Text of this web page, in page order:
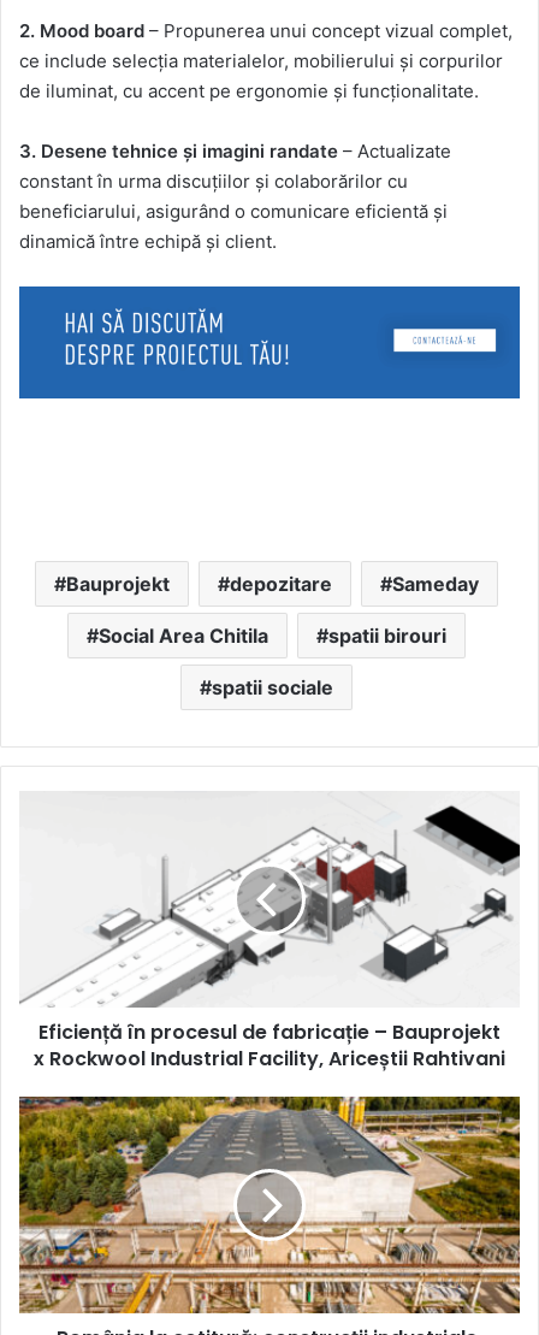
2. Mood board – Propunerea unui concept vizual complet,
ce include selecția materialelor, mobilierului și corpurilor
de iluminat, cu accent pe ergonomie și funcționalitate.
3. Desene tehnice și imagini randate – Actualizate
constant în urma discuțiilor și colaborărilor cu
beneficiarului, asigurând o comunicare eficientă și
dinamică între echipă și client.
Bauprojekt depozitare Sameday
Social Area Chitila spatii birouri
spatii sociale
Bauprojekt
Rockwool
Industrial
Facility,
Rahtivani
Eficiență în procesul de fabricație – Bauprojekt
x Rockwool Industrial Facility, Ariceștii Rahtivani
România
la
cotitură:
construcții
industriale,
blocaj
în
autorizări,
riscuri